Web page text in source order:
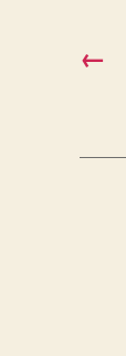
←